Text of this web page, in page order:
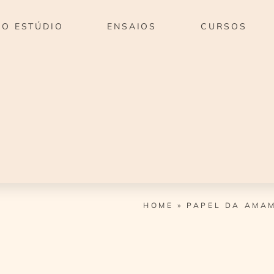
O ESTÚDIO ENSAIOS CURSOS
HOME » PAPEL DA